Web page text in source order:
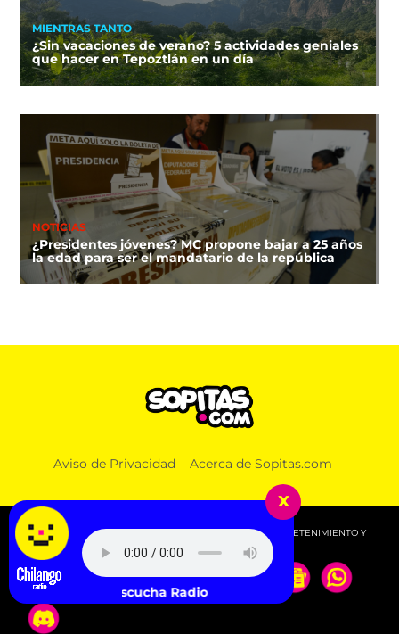
MIENTRAS TANTO
¿Sin vacaciones de verano? 5 actividades geniales
que hacer en Tepoztlán en un día
NOTICIAS
¿Presidentes jóvenes? MC propone bajar a 25 años
la edad para ser el mandatario de la república
Aviso de Privacidad Acerca de Sopitas.com
© 2026 SOPITAS.COM - MÚSICA, NOTICIAS, DEPORTES, ENTRETENIMIENTO Y
MÁS!.
x
Escucha Radio Chilango -